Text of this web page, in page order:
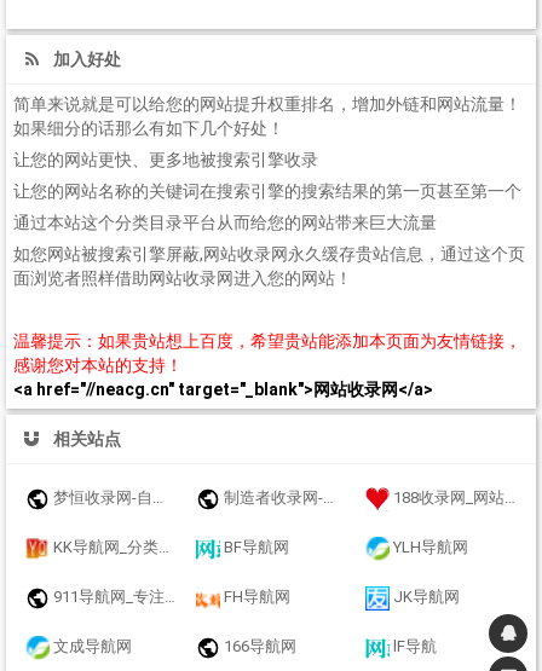
加入好处
简单来说就是可以给您的网站提升权重排名，增加外链和网站流量！
如果细分的话那么有如下几个好处！
让您的网站更快、更多地被搜索引擎收录
让您的网站名称的关键词在搜索引擎的搜索结果的第一页甚至第一个
通过本站这个分类目录平台从而给您的网站带来巨大流量
如您网站被搜索引擎屏蔽,网站收录网永久缓存贵站信息，通过这个页
面浏览者照样借助网站收录网进入您的网站！
温馨提示：如果贵站想上百度，希望贵站能添加本页面为友情链接，
感谢您对本站的支持！
<a href="//neacg.cn" target="_blank">网站收录网</a>
相关站点
梦恒收录网-自动链接-友情链接网 制造者收录网-收录优秀网址-自动秒收录 188收录网_网站收录-友情链接交换-网址收录-自动秒收录
KK导航网_分类目录_收录精选的导航网站 BF导航网 YLH导航网
911导航网_专注网址收录研究 FH导航网 JK导航网
文成导航网 166导航网 lF导航